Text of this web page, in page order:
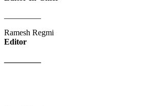
Ramesh Regmi
Editor